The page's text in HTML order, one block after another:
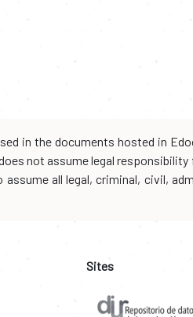
in the documents hosted in
not assume legal
all legal, criminal, civil,
Sites